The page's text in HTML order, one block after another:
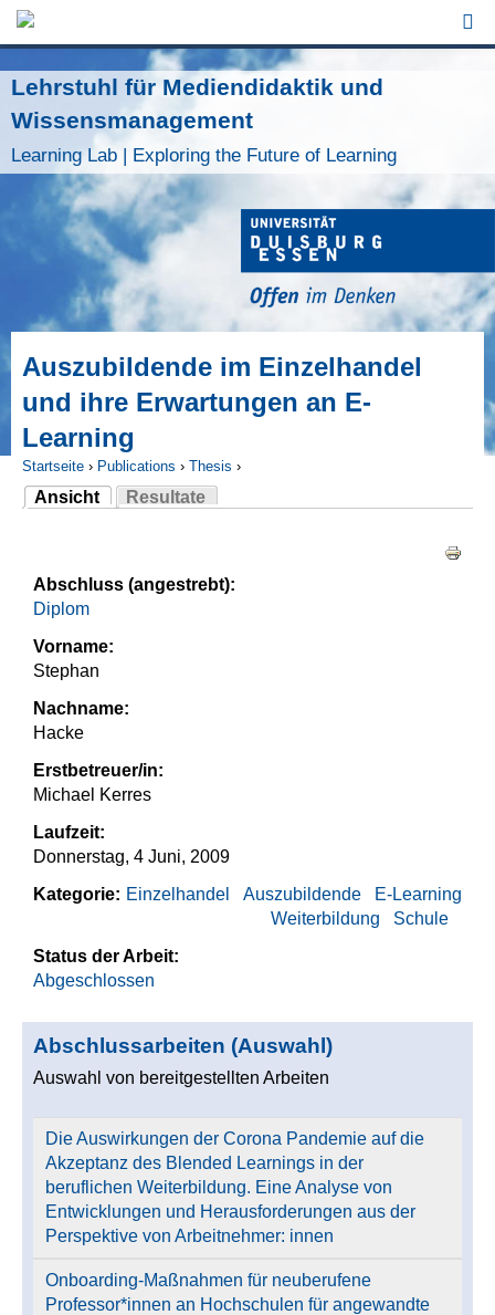
Jump to Navigation
Lehrstuhl für Mediendidaktik und
Wissensmanagement
Learning Lab | Exploring the Future of Learning
Auszubildende im Einzelhandel
und ihre Erwartungen an E-
Learning
Sie sind hier
Startseite › Publications › Thesis ›
Ansicht
(aktiver Reiter)
Resultate
Abschluss (angestrebt):
Diplom
Vorname:
Stephan
Nachname:
Hacke
Erstbetreuer/in:
Michael Kerres
Laufzeit:
Donnerstag, 4 Juni, 2009
Kategorie:
E-Learning
Auszubildende
Einzelhandel
Schule
Weiterbildung
Status der Arbeit:
Abgeschlossen
Abschlussarbeiten (Auswahl)
Auswahl von bereitgestellten Arbeiten
Die Auswirkungen der Corona Pandemie auf die
Akzeptanz des Blended Learnings in der
beruflichen Weiterbildung. Eine Analyse von
Entwicklungen und Herausforderungen aus der
Perspektive von Arbeitnehmer: innen
Onboarding-Maßnahmen für neuberufene
Professor*innen an Hochschulen für angewandte